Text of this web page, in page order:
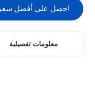
احصل على أفضل سعر
معلومات تفصيلية